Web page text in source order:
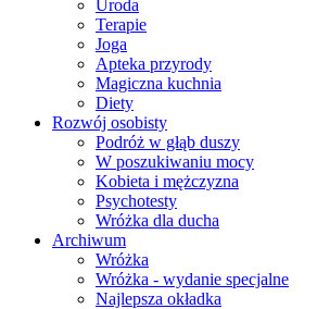
Uroda
Terapie
Joga
Apteka przyrody
Magiczna kuchnia
Diety
Rozwój osobisty
Podróż w głąb duszy
W poszukiwaniu mocy
Kobieta i mężczyzna
Psychotesty
Wróżka dla ducha
Archiwum
Wróżka
Wróżka - wydanie specjalne
Najlepsza okładka